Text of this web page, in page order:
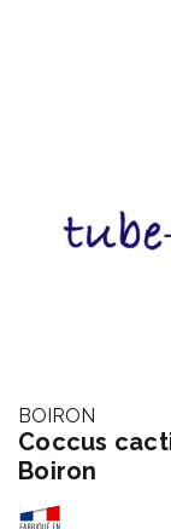
BOIRON
Coccus
Boiron